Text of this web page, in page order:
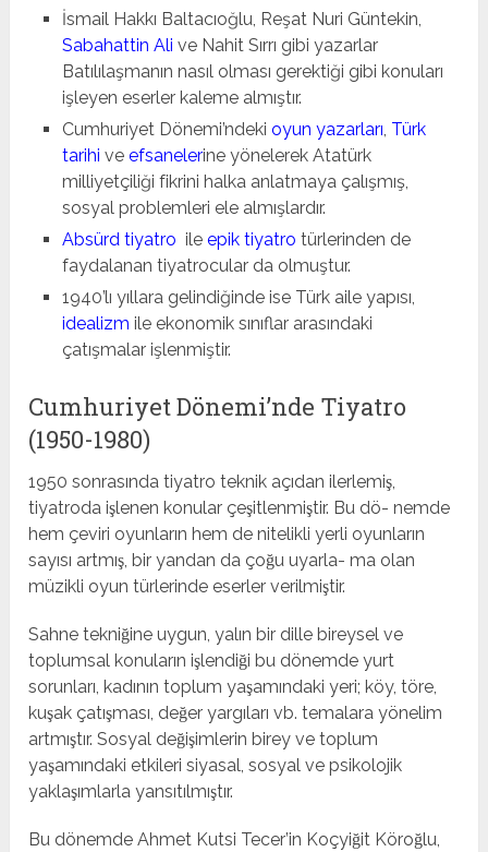
İsmail Hakkı Baltacıoğlu, Reşat Nuri Güntekin,
Sabahattin Ali ve Nahit Sırrı gibi yazarlar
Batılılaşmanın nasıl olması gerektiği gibi konuları
işleyen eserler kaleme almıştır.
Cumhuriyet Dönemi’ndeki oyun yazarları, Türk
tarihi ve efsanelerine yönelerek Atatürk
milliyetçiliği fikrini halka anlatmaya çalışmış,
sosyal problemleri ele almışlardır.
Absürd tiyatro ile epik tiyatro türlerinden de
faydalanan tiyatrocular da olmuştur.
1940’lı yıllara gelindiğinde ise Türk aile yapısı,
idealizm ile ekonomik sınıflar arasındaki
çatışmalar işlenmiştir.
Cumhuriyet Dönemi’nde Tiyatro
(1950-1980)
1950 sonrasında tiyatro teknik açıdan ilerlemiş,
tiyatroda işlenen konular çeşitlenmiştir. Bu dö- nemde
hem çeviri oyunların hem de nitelikli yerli oyunların
sayısı artmış, bir yandan da çoğu uyarla- ma olan
müzikli oyun türlerinde eserler verilmiştir.
Sahne tekniğine uygun, yalın bir dille bireysel ve
toplumsal konuların işlendiği bu dönemde yurt
sorunları, kadının toplum yaşamındaki yeri; köy, töre,
kuşak çatışması, değer yargıları vb. temalara yönelim
artmıştır. Sosyal değişimlerin birey ve toplum
yaşamındaki etkileri siyasal, sosyal ve psikolojik
yaklaşımlarla yansıtılmıştır.
Bu dönemde Ahmet Kutsi Tecer’in Koçyiğit Köroğlu,